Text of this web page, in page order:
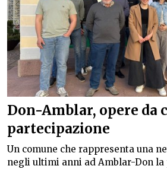
Don-Amblar, opere da
partecipazione
Un comune che rappresenta una
negli ultimi anni ad Amblar-Don la